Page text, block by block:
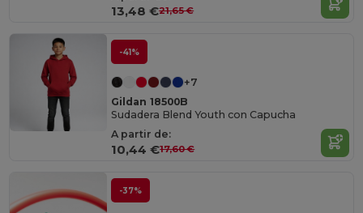
13,48 €21,65 €
-41%
+7
Gildan 18500B
Sudadera Blend Youth con Capucha
A partir de:
10,44 €17,60 €
-37%